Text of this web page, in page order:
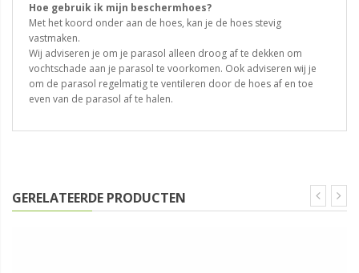
Hoe gebruik ik mijn beschermhoes?
Met het koord onder aan de hoes, kan je de hoes stevig
vastmaken.
Wij adviseren je om je parasol alleen droog af te dekken om
vochtschade aan je parasol te voorkomen. Ook adviseren wij je
om de parasol regelmatig te ventileren door de hoes af en toe
even van de parasol af te halen.
GERELATEERDE PRODUCTEN